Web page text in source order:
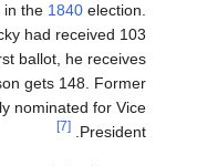
in the 1840election.
had received 103
ballot, he receives
gets 148. Former
nominated for Vice
President.
[7]